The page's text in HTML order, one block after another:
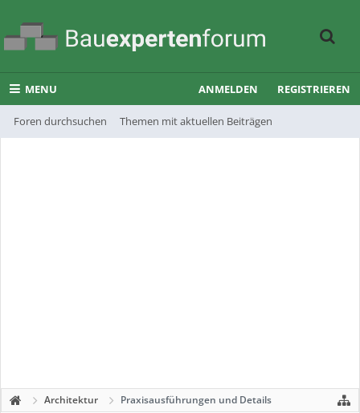
MENU
Foren durchsuchen Themen mit aktuellen Beiträgen
ANMELDEN REGISTRIEREN
Architektur Praxisausführungen und Details